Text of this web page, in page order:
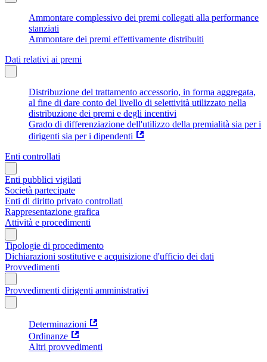
Ammontare complessivo dei premi collegati alla performance
stanziati
Ammontare dei premi effettivamente distribuiti
Dati relativi ai premi
Distribuzione del trattamento accessorio, in forma aggregata,
al fine di dare conto del livello di selettività utilizzato nella
distribuzione dei premi e degli incentivi
Grado di differenziazione dell'utilizzo della premialità sia per i
dirigenti sia per i dipendenti
Enti controllati
Enti pubblici vigilati
Società partecipate
Enti di diritto privato controllati
Rappresentazione grafica
Attività e procedimenti
Tipologie di procedimento
Dichiarazioni sostitutive e acquisizione d'ufficio dei dati
Provvedimenti
Provvedimenti dirigenti amministrativi
Determinazioni
Ordinanze
Altri provvedimenti